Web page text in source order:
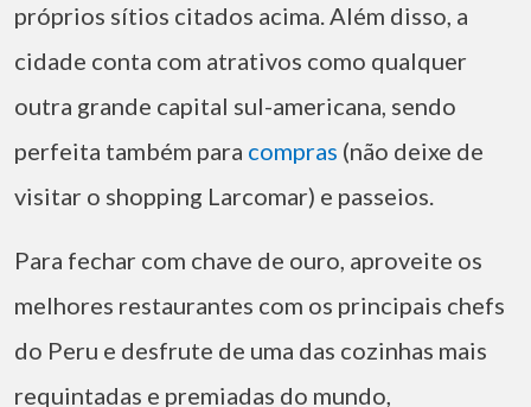
próprios sítios citados acima. Além disso, a
cidade conta com atrativos como qualquer
outra grande capital sul-americana, sendo
perfeita também para compras (não deixe de
visitar o shopping Larcomar) e passeios.
Para fechar com chave de ouro, aproveite os
melhores restaurantes com os principais chefs
do Peru e desfrute de uma das cozinhas mais
requintadas e premiadas do mundo,